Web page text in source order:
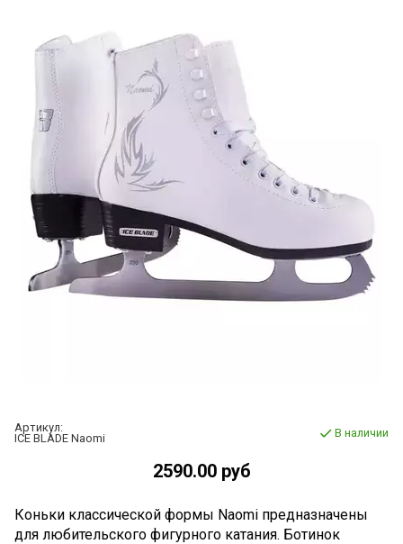
Артикул:
ICE BLADE Naomi
В наличии
2590.00 руб
Коньки классической формы Naomi предназначены
для любительского фигурного катания. Ботинок